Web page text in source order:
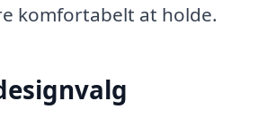
komfortabelt at holde.